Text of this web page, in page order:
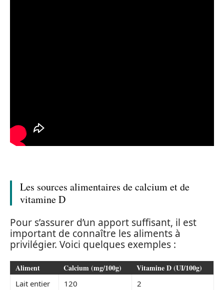
Les sources alimentaires de calcium et de
vitamine D
Pour s’assurer d’un apport suffisant, il est
important de connaître les aliments à
privilégier. Voici quelques exemples :
Aliment Calcium (mg/100g) Vitamine D (UI/100g)
Lait entier 120
2